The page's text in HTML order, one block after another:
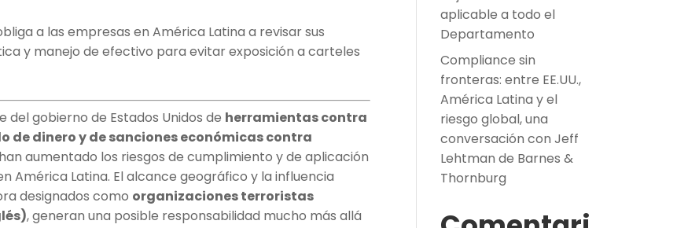
a las empresas en América Latina a revisar sus
y manejo de efectivo para evitar exposición a carteles
gobierno de Estados Unidos de herramientas contra
de dinero y de sanciones económicas contra
aumentado los riesgos de cumplimiento y de aplicación
América Latina. El alcance geográfico y la influencia
designados como organizaciones terroristas
, generan una posible responsabilidad mucho más allá
aplicable a todo el
Departamento
Compliance sin
fronteras: entre EE.UU.,
América Latina y el
riesgo global, una
conversación con Jeff
Lehtman de Barnes &
Thornburg